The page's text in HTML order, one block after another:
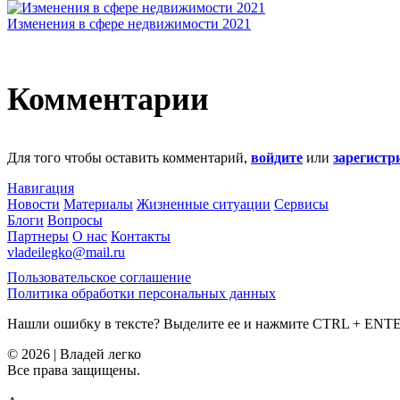
Изменения в сфере недвижимости 2021
Комментарии
Для того чтобы оставить комментарий, войдите или
Навигация
Новости Материалы Жизненные ситуации Сервисы
Блоги Вопросы
Партнеры О нас Контакты
vladeilegko@mail.ru
Пользовательское соглашение
Политика обработки персональных данных
Нашли ошибку в тексте? Выделите ее и нажмите CTRL +
© 2026 | Владей легко
Все права защищены.